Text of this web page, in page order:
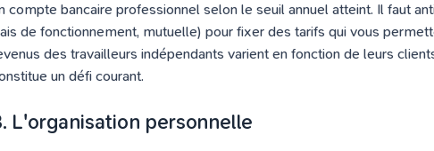
compte bancaire professionnel selon le seuil annuel atteint. Il faut
de fonctionnement, mutuelle) pour fixer des tarifs qui vous
des travailleurs indépendants varient en fonction de leurs
un défi courant.
L'organisation personnelle